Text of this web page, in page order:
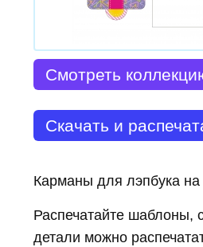
Смотреть
Скачать и
Карманы для лэпбука
Распечатайте шаблоны,
детали можно